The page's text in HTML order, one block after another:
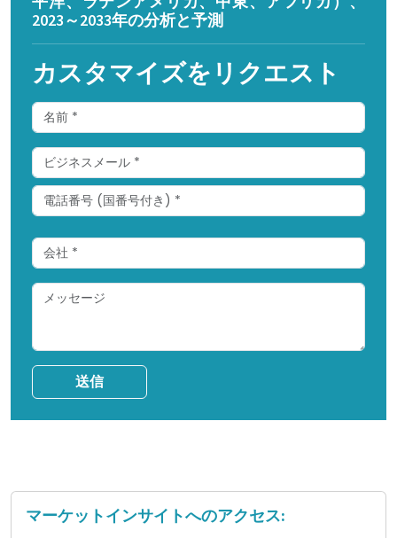
2023～2033年の分析と予測
カスタマイズをリクエスト
送信
マーケットインサイトへのアクセス: